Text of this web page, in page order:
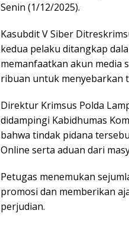
Senin (1/12/2025).
Kasubdit V Siber
kedua pelaku ditangkap
memanfaatkan akun media
ribuan untuk menyebarkan
Direktur Krimsus Polda
didampingi Kabidhumas
bahwa tindak pidana
Online serta aduan dari
Petugas menemukan
promosi dan memberikan
perjudian.